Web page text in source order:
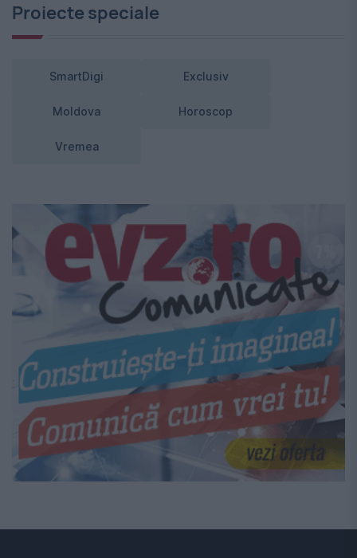
Proiecte speciale
SmartDigi Exclusiv
Moldova Horoscop
Vremea